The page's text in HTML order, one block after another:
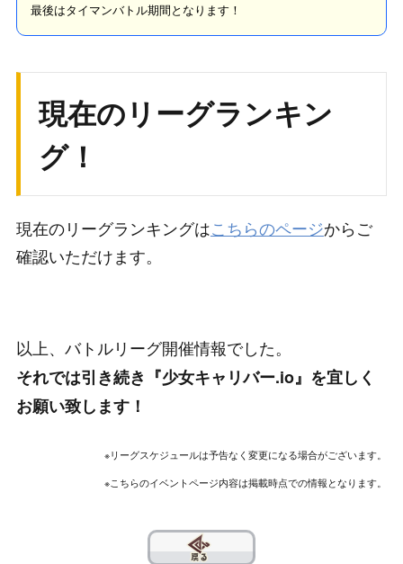
最後はタイマンバトル期間となります！
現在のリーグランキン
グ！
現在のリーグランキングはこちらのページからご
確認いただけます。
以上、バトルリーグ開催情報でした。
それでは引き続き『少女キャリバー.io』を宜しく
お願い致します！
※リーグスケジュールは予告なく変更になる場合がございます。
※こちらのイベントページ内容は掲載時点での情報となります。